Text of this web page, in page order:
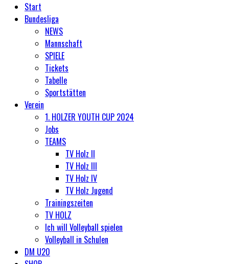
Start
Bundesliga
NEWS
Mannschaft
SPIELE
Tickets
Tabelle
Sportstätten
Verein
1. HOLZER YOUTH CUP 2024
Jobs
TEAMS
TV Holz II
TV Holz III
TV Holz IV
TV Holz Jugend
Trainingszeiten
TV HOLZ
Ich will Volleyball spielen
Volleyball in Schulen
DM U20